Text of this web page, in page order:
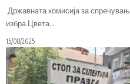
Државната комисија за
избра Цвета…
15/08/2025